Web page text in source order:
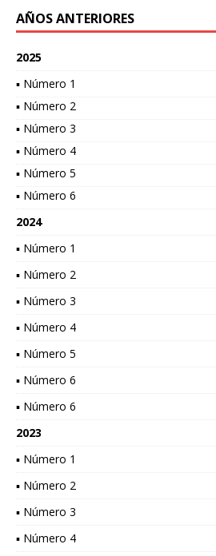
AÑOS ANTERIORES
2025
▪ Número 1
▪ Número 2
▪ Número 3
▪ Número 4
▪ Número 5
▪ Número 6
2024
▪ Número 1
▪ Número 2
▪ Número 3
▪ Número 4
▪ Número 5
▪ Número 6
▪ Número 6
2023
▪ Número 1
▪ Número 2
▪ Número 3
▪ Número 4